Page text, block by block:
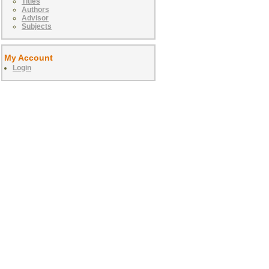
Authors
Advisor
Subjects
My Account
Login